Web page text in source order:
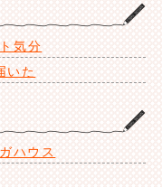
気分
た
ハウス